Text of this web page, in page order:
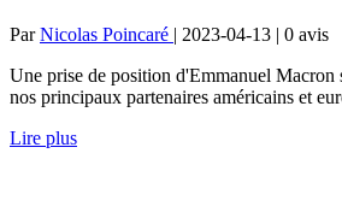
ParNicolas Poincaré | 2023-04-13 | 0 avis
Une prise de position d'Emmanuel Macron
nos principaux partenaires américains et
Lire plus